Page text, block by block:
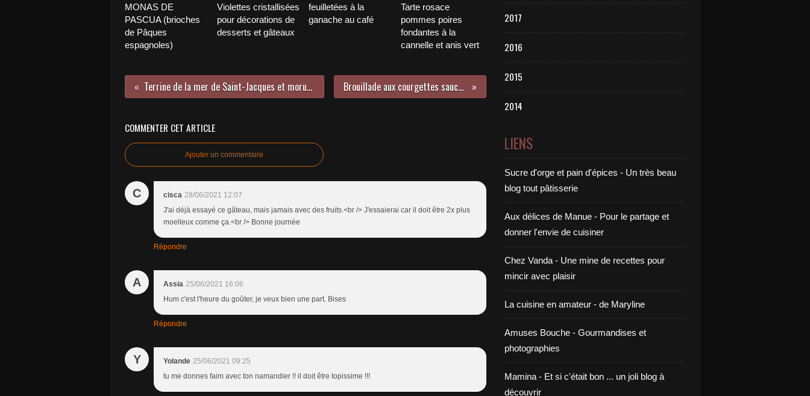
MONAS DE
PASCUA (brioches
de Pâques
espagnoles)
Violettes cristallisées
pour décorations de
desserts et gâteaux
feuilletées à la
ganache au café
Tarte rosace
pommes poires
fondantes à la
cannelle et anis vert
Terrine de la mer de Saint-Jacques et morue au curcuma. Brouillade aux courgettes sauce arrabiata
COMMENTER CET ARTICLE
Ajouter un commentaire
C cisca 28/06/2021 12:07
J'ai déjà essayé ce gâteau, mais jamais avec des fruits.<br /> J'essaierai car il doit être 2x plus
moelleux comme ça.<br /> Bonne journée
Répondre
A Assia 25/06/2021 16:06
Hum c'est l'heure du goûter, je veux bien une part. Bises
Répondre
Y Yolande 25/06/2021 09:25
tu me donnes faim avec ton namandier !! il doit être topissime !!!
2017
2016
2015
2014
LIENS
Sucre d'orge et pain d'épices - Un très beau
blog tout pâtisserie
Aux délices de Manue - Pour le partage et
donner l'envie de cuisiner
Chez Vanda - Une mine de recettes pour
mincir avec plaisir
La cuisine en amateur - de Maryline
Amuses Bouche - Gourmandises et
photographies
Mamina - Et si c'était bon ... un joli blog à
découvrir